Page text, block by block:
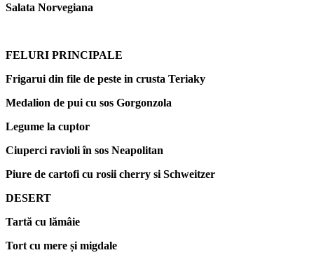
Salata Norvegiana
FELURI PRINCIPALE
Frigarui din file de peste in crusta Teriaky
Medalion de pui cu sos Gorgonzola
Legume la cuptor
Ciuperci ravioli în sos Neapolitan
Piure de cartofi cu rosii cherry si Schweitzer
DESERT
Tartă cu lămâie
Tort cu mere și migdale